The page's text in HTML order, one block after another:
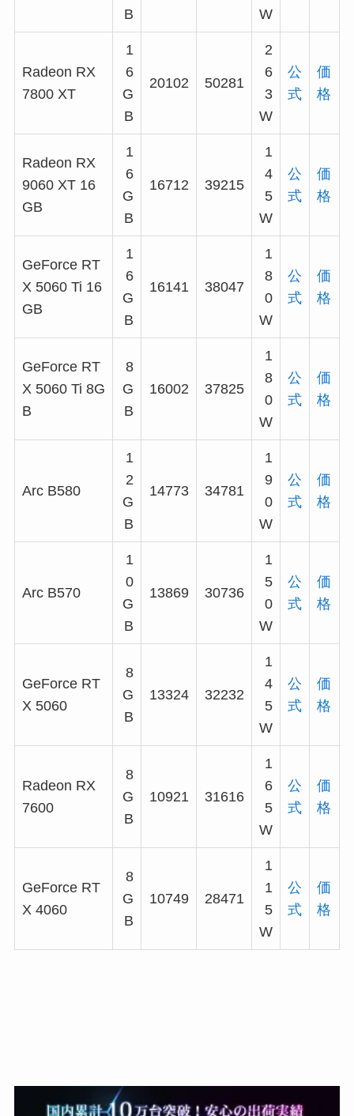
B
W
Radeon RX
7800 XT
1
6
G
B
20102 50281
2
6
3
W
公
式
価
格
Radeon RX
9060 XT 16
GB
1
6
G
B
16712 39215
1
4
5
W
公
式
価
格
GeForce RT
X 5060 Ti 16
GB
1
6
G
B
16141 38047
1
8
0
W
公
式
価
格
GeForce RT
X 5060 Ti 8G
B
8
G
B
16002 37825
1
8
0
W
公
式
価
格
Arc B580
1
2
G
B
14773 34781
1
9
0
W
公
式
価
格
Arc B570
1
0
G
B
13869 30736
1
5
0
W
公
式
価
格
GeForce RT
X 5060
8
G
B
13324 32232
1
4
5
W
公
式
価
格
Radeon RX
7600
8
G
B
10921 31616
1
6
5
W
公
式
価
格
GeForce RT
X 4060
8
G
B
10749 28471
1
1
5
W
公
式
価
格